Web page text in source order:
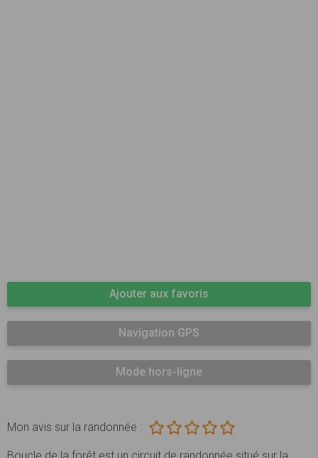
Ajouter aux favoris
Navigation GPS
Mode hors-ligne
Mon avis sur la randonnée :
Boucle de la forêt est un circuit de randonnée situé sur la